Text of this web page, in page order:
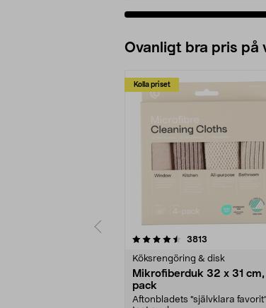
Ovanligt bra pris på
Kolla priset
3813
Köksrengöring & disk
Mikrofiberduk 32 x 31
pack
Aftonbladets "självklara
4.0av 5 stjärnor